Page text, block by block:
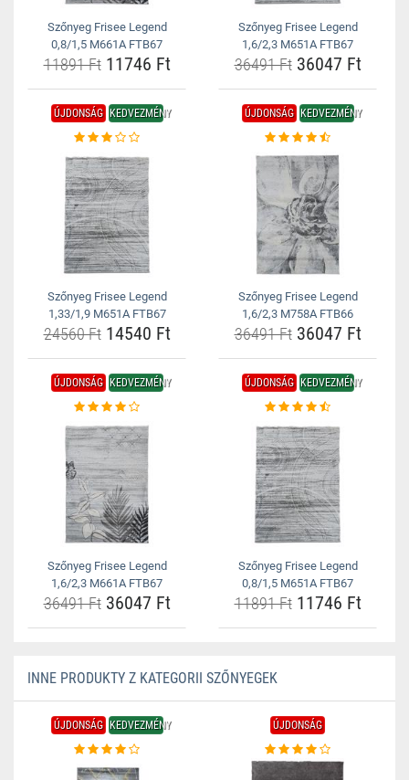
Szőnyeg Frisee Legend
0,8/1,5 M661A FTB67
11891 Ft11746 Ft
Szőnyeg Frisee Legend
1,6/2,3 M651A FTB67
36491 Ft36047 Ft
ÚJDONSÁG KEDVEZMÉNY
Szőnyeg Frisee Legend
1,33/1,9 M651A FTB67
24560 Ft14540 Ft
ÚJDONSÁG KEDVEZMÉNY
Szőnyeg Frisee Legend
1,6/2,3 M758A FTB66
36491 Ft36047 Ft
ÚJDONSÁG KEDVEZMÉNY
Szőnyeg Frisee Legend
1,6/2,3 M661A FTB67
36491 Ft36047 Ft
ÚJDONSÁG KEDVEZMÉNY
Szőnyeg Frisee Legend
0,8/1,5 M651A FTB67
11891 Ft11746 Ft
INNE PRODUKTY Z KATEGORII SZŐNYEGEK
ÚJDONSÁG KEDVEZMÉNY ÚJDONSÁG